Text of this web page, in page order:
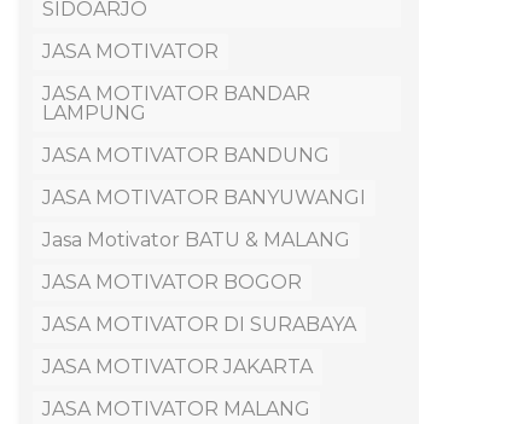
SIDOARJO
JASA MOTIVATOR
JASA MOTIVATOR BANDAR
LAMPUNG
JASA MOTIVATOR BANDUNG
JASA MOTIVATOR BANYUWANGI
Jasa Motivator BATU & MALANG
JASA MOTIVATOR BOGOR
JASA MOTIVATOR DI SURABAYA
JASA MOTIVATOR JAKARTA
JASA MOTIVATOR MALANG